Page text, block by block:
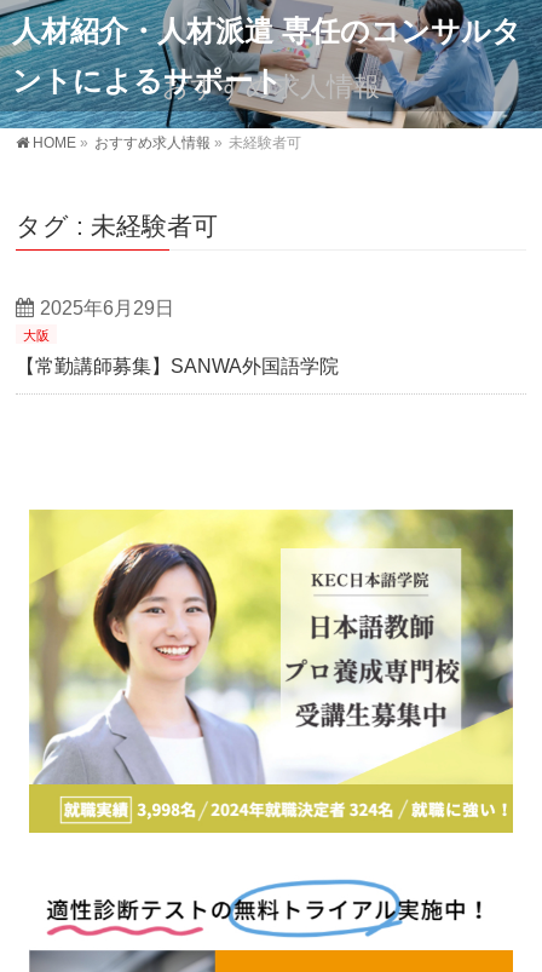
人材紹介・人材派遣 専任のコンサルタ
ントによるサポート
おすすめ求人情報
HOME » おすすめ求人情報 » 未経験者可
タグ : 未経験者可
2025年6月29日
大阪
【常勤講師募集】SANWA外国語学院